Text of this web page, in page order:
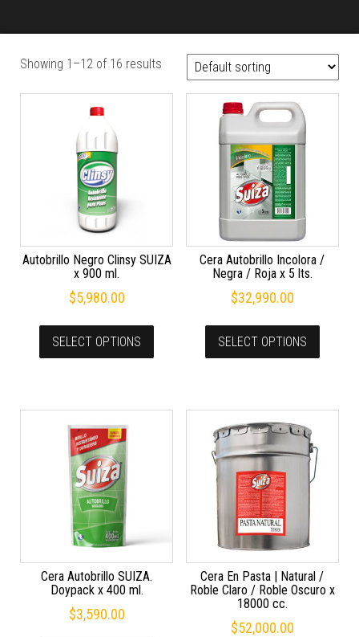
Showing 1–12 of 16 results
Autobrillo Negro Clinsy SUIZA
x 900 ml.
$5,980.00
SELECT OPTIONS
Cera Autobrillo Incolora /
Negra / Roja x 5 lts.
$32,990.00
SELECT OPTIONS
Cera Autobrillo SUIZA.
Doypack x 400 ml.
$3,590.00
Cera En Pasta | Natural /
Roble Claro / Roble Oscuro x
18000 cc.
$52,000.00